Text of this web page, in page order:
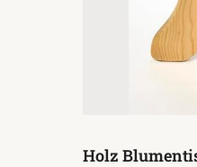
Holz